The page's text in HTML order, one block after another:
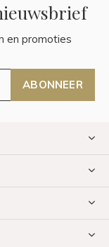
en promoties
ABONNEER